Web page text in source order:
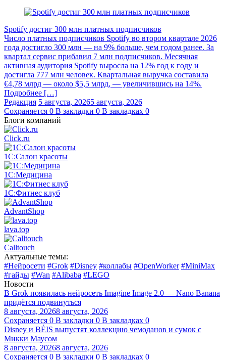
Spotify достиг 300 млн платных подписчиков
Число платных подписчиков Spotify во втором квартале 2026
года достигло 300 млн — на 9% больше, чем годом ранее. За
квартал сервис прибавил 7 млн подписчиков. Месячная
активная аудитория Spotify выросла на 12% год к году и
достигла 777 млн человек. Квартальная выручка составила
€4,78 млрд — около $5,5 млрд, — увеличившись на 14%.
Подробнее […]
Редакция 5 августа, 20265 августа, 2026
Сохраняется 0 В закладки 0 В закладках 0
Блоги компаний
Click.ru
1С:Салон красоты
1С:Медицина
1С:Фитнес клуб
AdvantShop
lava.top
Calltouch
Актуальные темы:
#Нейросети #Grok #Disney #коллабы #OpenWorker #MiniMax
#гайды #Wan #Alibaba #LEGO
Новости
В Grok появилась нейросеть Imagine Image 2.0 — Nano Banana
придётся подвинуться
8 августа, 20268 августа, 2026
Сохраняется 0 В закладки 0 В закладках 0
Disney и BÉIS выпустят коллекцию чемоданов и сумок с
Микки Маусом
8 августа, 20268 августа, 2026
Сохраняется 0 В закладки 0 В закладках 0